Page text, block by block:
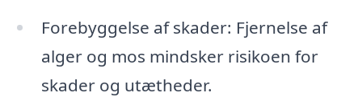
Forebyggelse af skader: Fjernelse af
alger og mos mindsker risikoen for
skader og utætheder.